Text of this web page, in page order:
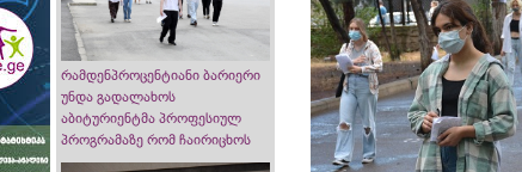
რამდენპროცენტიანი ბარიერი
უნდა გადალახოს
აბიტურიენტმა პროფესიულ
პროგრამაზე რომ ჩაირიცხოს